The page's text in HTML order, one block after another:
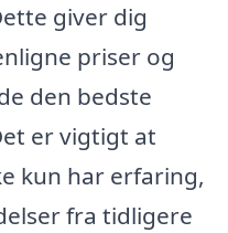
giver dig
priser og
den bedste
er vigtigt at
kun har erfaring,
fra tidligere